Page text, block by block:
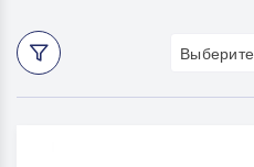
Выберите